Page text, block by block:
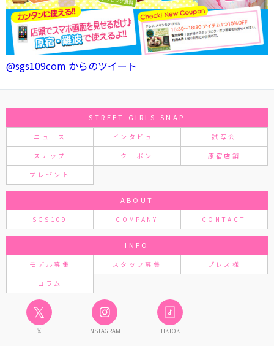
@sgs109com からのツイート
STREET GIRLS SNAP
ニュース インタビュー 試写会
スナップ クーポン 原宿店舗
プレゼント
ABOUT
SGS109 COMPANY CONTACT
INFO
モデル募集 スタッフ募集 プレス様
コラム
𝕏
𝕏 INSTAGRAM TIKTOK